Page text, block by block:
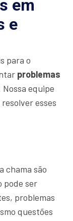
em
e
para o
problemas
equipe
esses
chama são
pode ser
problemas
questões